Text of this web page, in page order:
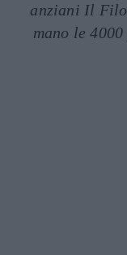
anziani Il
mano le